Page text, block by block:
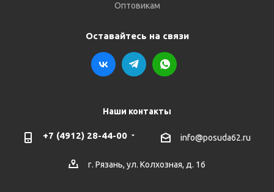
Оптовикам
Оставайтесь на связи
Наши контакты
+7 (4912) 28-44-00 info@posuda62.ru
г. Рязань, ул. Колхозная, д. 16